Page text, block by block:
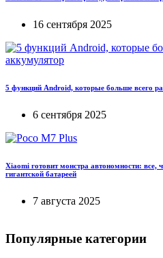
16 сентября 2025
5 функций Android, которые больше всего
6 сентября 2025
Xiaomi готовит монстра автономности: все,
гигантской батареей
7 августа 2025
Популярные категории